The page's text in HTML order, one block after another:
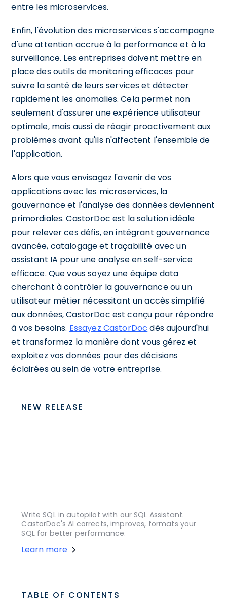
entre les microservices.
Enfin, l'évolution des microservices s'accompagne
d'une attention accrue à la performance et à la
surveillance. Les entreprises doivent mettre en
place des outils de monitoring efficaces pour
suivre la santé de leurs services et détecter
rapidement les anomalies. Cela permet non
seulement d'assurer une expérience utilisateur
optimale, mais aussi de réagir proactivement aux
problèmes avant qu'ils n'affectent l'ensemble de
l'application.
Alors que vous envisagez l'avenir de vos
applications avec les microservices, la
gouvernance et l'analyse des données deviennent
primordiales. CastorDoc est la solution idéale
pour relever ces défis, en intégrant gouvernance
avancée, catalogage et traçabilité avec un
assistant IA pour une analyse en self-service
efficace. Que vous soyez une équipe data
cherchant à contrôler la gouvernance ou un
utilisateur métier nécessitant un accès simplifié
aux données, CastorDoc est conçu pour répondre
à vos besoins. Essayez CastorDoc dès aujourd'hui
et transformez la manière dont vous gérez et
exploitez vos données pour des décisions
éclairées au sein de votre entreprise.
NEW RELEASE
Write SQL in autopilot with our SQL Assistant.
CastorDoc's AI corrects, improves, formats your
SQL for better performance.
Learn more
TABLE OF CONTENTS